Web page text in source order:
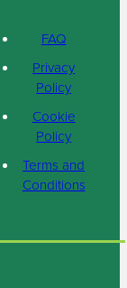
FAQ
Privacy
Policy
Cookie
Policy
Terms and
Conditions